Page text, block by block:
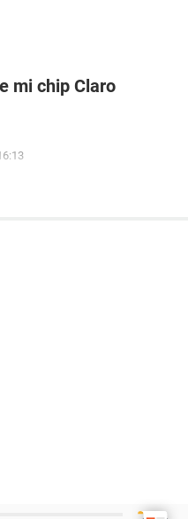
mi chip Claro